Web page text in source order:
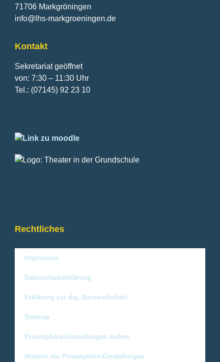
71706 Markgröningen
info@lhs-markgroeningen.de
Kontakt
Sekretariat geöffnet
von: 7:30 – 11:30 Uhr
Tel.: (07145) 92 23 10
Rechtliches
Impressum
Datenschutzerklärung
Erklärung zur dig. Barrierefreiheit
Sitemap
Privatsphäre-Einstellungen ändern
Historie der Privatsphäre-Einstellungen